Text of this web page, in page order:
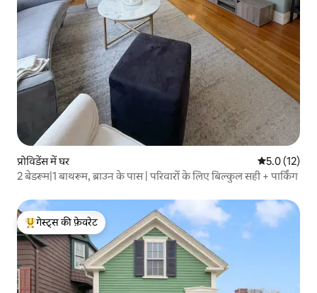
प्रोविडेंस में घर औसत रेटिंग 5
5.0 (12)
2 बेडरूम|1 बाथरूम, ब्राउन के पास | परिवारों के लिए बिल्कुल सही + पार्किंग
गेस्ट्स का टॉप फ़ेवरेट
गेस्ट्स की फ़ेवरेट